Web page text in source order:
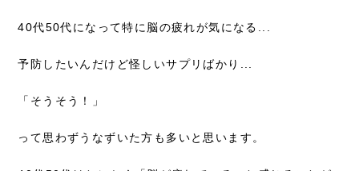
40代50代になって特に脳の疲れが気になる...
予防したいんだけど怪しいサプリばかり...
「そうそう！」
って思わずうなずいた方も多いと思います。